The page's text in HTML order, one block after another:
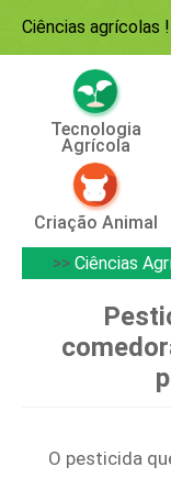
Ciências agrícolas !
Tecnologia
Agrícola
Criação Animal
>> Ciências
O pesticida